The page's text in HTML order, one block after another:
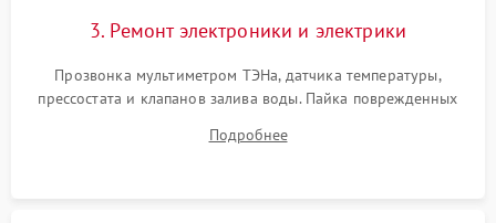
3. Ремонт электроники и электрики
Прозвонка мультиметром ТЭНа, датчика температуры,
прессостата и клапанов залива воды. Пайка поврежденных
Восстановление целостности проводки и контактов.
Подробнее